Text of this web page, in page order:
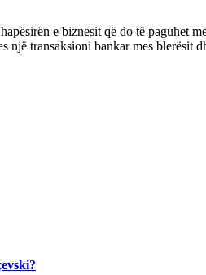
e biznesit që do të paguhet
një transaksioni bankar mes